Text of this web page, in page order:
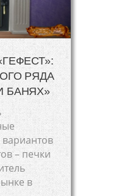
РЯДА
БАНЯХ»
вариантов
– печки
в